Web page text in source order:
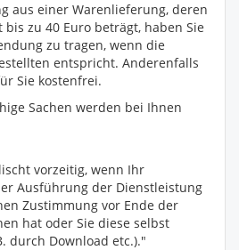
aus einer Warenlieferung, deren
zu 40 Euro beträgt, haben Sie
zu tragen, wenn die
entspricht. Anderenfalls
Sie kostenfrei.
Sachen werden bei Ihnen
vorzeitig, wenn Ihr
Ausführung der Dienstleistung
Zustimmung vor Ende der
hat oder Sie diese selbst
durch Download etc.)."